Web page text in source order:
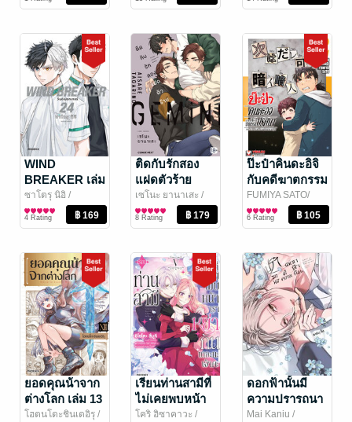
จีบสาว เล่ม 3
Publishing
Yaoi
WIND
BREAKER เล่ม
24 (ฉบับ
การ์ตูน)
ซาโตรุ นิอิ /
PHOENIX NEXT
การ์ตูนทั่วไป
4 Rating
ติดกับรักสอง
แฝดตัวร้าย
(ฉบับการ์ตูน)
(จบในเล่ม)
เซโนะ ยานาเสะ /
COMIX NEXT
การ์ตูน Boy Love /
Yaoi
8 Rating
ป๊ะป๋าคินดะอิจิ
กับคดีฆาตกรรม
ปริศนา เล่ม 2
FUMIYA SATO/
SEIMARU AMAGI
Vibulkij Publishing
การ์ตูนทั่วไป
6 Rating
ยอดคุณน้าจาก
ต่างโลก เล่ม 13
(ฉบับการ์ตูน)
โฮตนโดะชินเดอิรุ /
เรียนท่านสามีที่
ไม่เคยพบหน้า
เราหย่ากันเถอะ
โคริ ฮิซาคาวะ /
ดอกฟ้านั้นมี
ความปรารถนา
Mai Kaniu /